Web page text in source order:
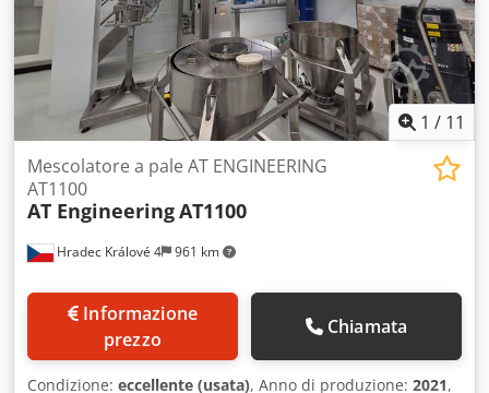
1 / 11
Hradec Králové 4 961 km
Mescolatore a pale AT ENGINEERING
AT1100
AT EngineeringAT1100
prezzo
Chiamata
Condizione: eccellente (usata), Anno di produzione: 2021,